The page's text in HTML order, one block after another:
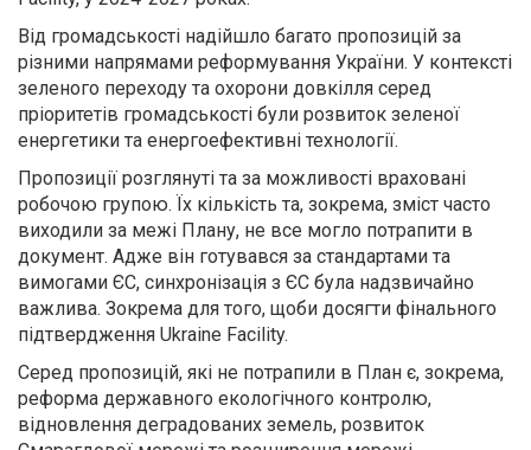
Від громадськості надійшло багато пропозицій за
різними напрямами реформування України. У контексті
зеленого переходу та охорони довкілля серед
пріоритетів громадськості були розвиток зеленої
енергетики та енергоефективні технології.
Пропозиції розглянуті та за можливості враховані
робочою групою. Їх кількість та, зокрема, зміст часто
виходили за межі Плану, не все могло потрапити в
документ. Адже він готувався за стандартами та
вимогами ЄС, синхронізація з ЄС була надзвичайно
важлива. Зокрема для того, щоби досягти фінального
підтвердження Ukraine Facility.
Серед пропозицій, які не потрапили в План є, зокрема,
реформа державного екологічного контролю,
відновлення деградованих земель, розвиток